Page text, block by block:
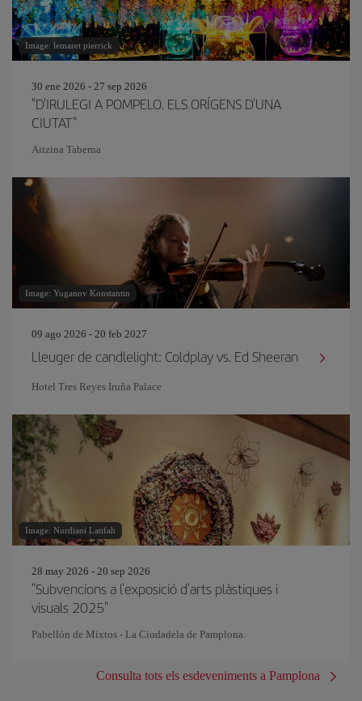
Image: lemaret pierrick
30 ene 2026 - 27 sep 2026
"D'IRULEGI A POMPELO. ELS ORÍGENS D'UNA
CIUTAT"
Aitzina Taberna
Image: Yuganov Konstantin
09 ago 2026 - 20 feb 2027
Lleuger de candlelight: Coldplay vs. Ed Sheeran
Hotel Tres Reyes Iruña Palace
Image: Nurdiani Latifah
28 may 2026 - 20 sep 2026
"Subvencions a l'exposició d'arts plàstiques i
visuals 2025"
Pabellón de Mixtos - La Ciudadela de Pamplona.
Consulta tots els esdeveniments a Pamplona